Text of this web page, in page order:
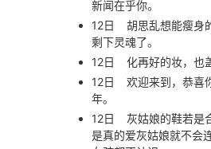
新闻在乎你。
12日
胡思乱想能瘦身
剩下灵魂了。
12日
化再好的妆，也
12日
欢迎来到，恭喜
年。
12日
灰姑娘的鞋若是
是真的爱灰姑娘就不会